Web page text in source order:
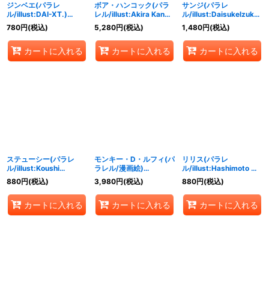
ジンベエ(パラレ
ル/illust:DAI-XT.)
【SR/P】{OP07-045}
780円(税込)
カートに入れる
ボア・ハンコック(パラ
レル/illust:Akira Kano)
【SR/P】{OP07-051}
5,280円(税込)
カートに入れる
サンジ(パラレ
ル/illust:Daisukelzuka)
【SR/P】{OP07-064}
1,480円(税込)
カートに入れる
ステューシー(パラレ
ル/illust:Koushi
Rokushiro)【SR/P】
{OP07-085}
880円(税込)
カートに入れる
モンキー・D・ルフィ(パ
ラレル/漫画絵)
【SR/P】{OP07-109}
3,980円(税込)
カートに入れる
リリス(パラレ
ル/illust:Hashimoto Q)
【SR/P】{OP07-111}
880円(税込)
カートに入れる